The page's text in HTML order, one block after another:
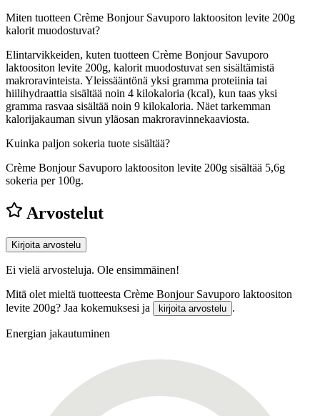
Miten tuotteen Crème Bonjour Savuporo laktoositon levite 200g
kalorit muodostuvat?
Elintarvikkeiden, kuten tuotteen Crème Bonjour Savuporo
laktoositon levite 200g, kalorit muodostuvat sen sisältämistä
makroravinteista. Yleissääntönä yksi gramma proteiinia tai
hiilihydraattia sisältää noin 4 kilokaloria (kcal), kun taas yksi
gramma rasvaa sisältää noin 9 kilokaloria. Näet tarkemman
kalorijakauman sivun yläosan makroravinnekaaviosta.
Kuinka paljon sokeria tuote sisältää?
Crème Bonjour Savuporo laktoositon levite 200g sisältää 5,6g
sokeria per 100g.
Arvostelut
Kirjoita arvostelu
Ei vielä arvosteluja. Ole ensimmäinen!
Mitä olet mieltä tuotteesta Crème Bonjour Savuporo laktoositon
levite 200g? Jaa kokemuksesi ja
kirjoita arvostelu .
Energian jakautuminen